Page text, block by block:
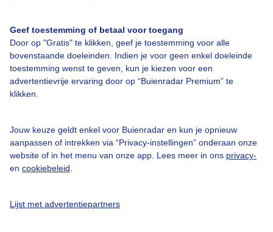
Geef toestemming of betaal voor toegang
Door op "Gratis" te klikken, geef je toestemming voor alle
bovenstaande doeleinden. Indien je voor geen enkel doeleinde
toestemming wenst te geven, kun je kiezen voor een
advertentievrije ervaring door op “Buienradar Premium” te
klikken.
Jouw keuze geldt enkel voor Buienradar en kun je opnieuw
aanpassen of intrekken via “Privacy-instellingen” onderaan onze
website of in het menu van onze app. Lees meer in ons privacy-
en cookiebeleid
Lijst met advertentiepartners
Veelgestelde vragen
Contact
Toegankelijkheid
Buienradar Team
Privacy instellingen